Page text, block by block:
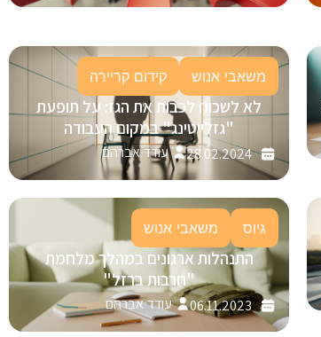
משאבי אנוש קידום קריירה
לא לשכוח לכבות את הגז: על תופעת
"גזלייטינג" במקום העבודה
28.02.2024 עודד אברהם
גיוס משאבי אנוש
התנהלות ארגונים במהלך מלחמת
"חרבות ברזל"
06.11.2023 עודד אברהם